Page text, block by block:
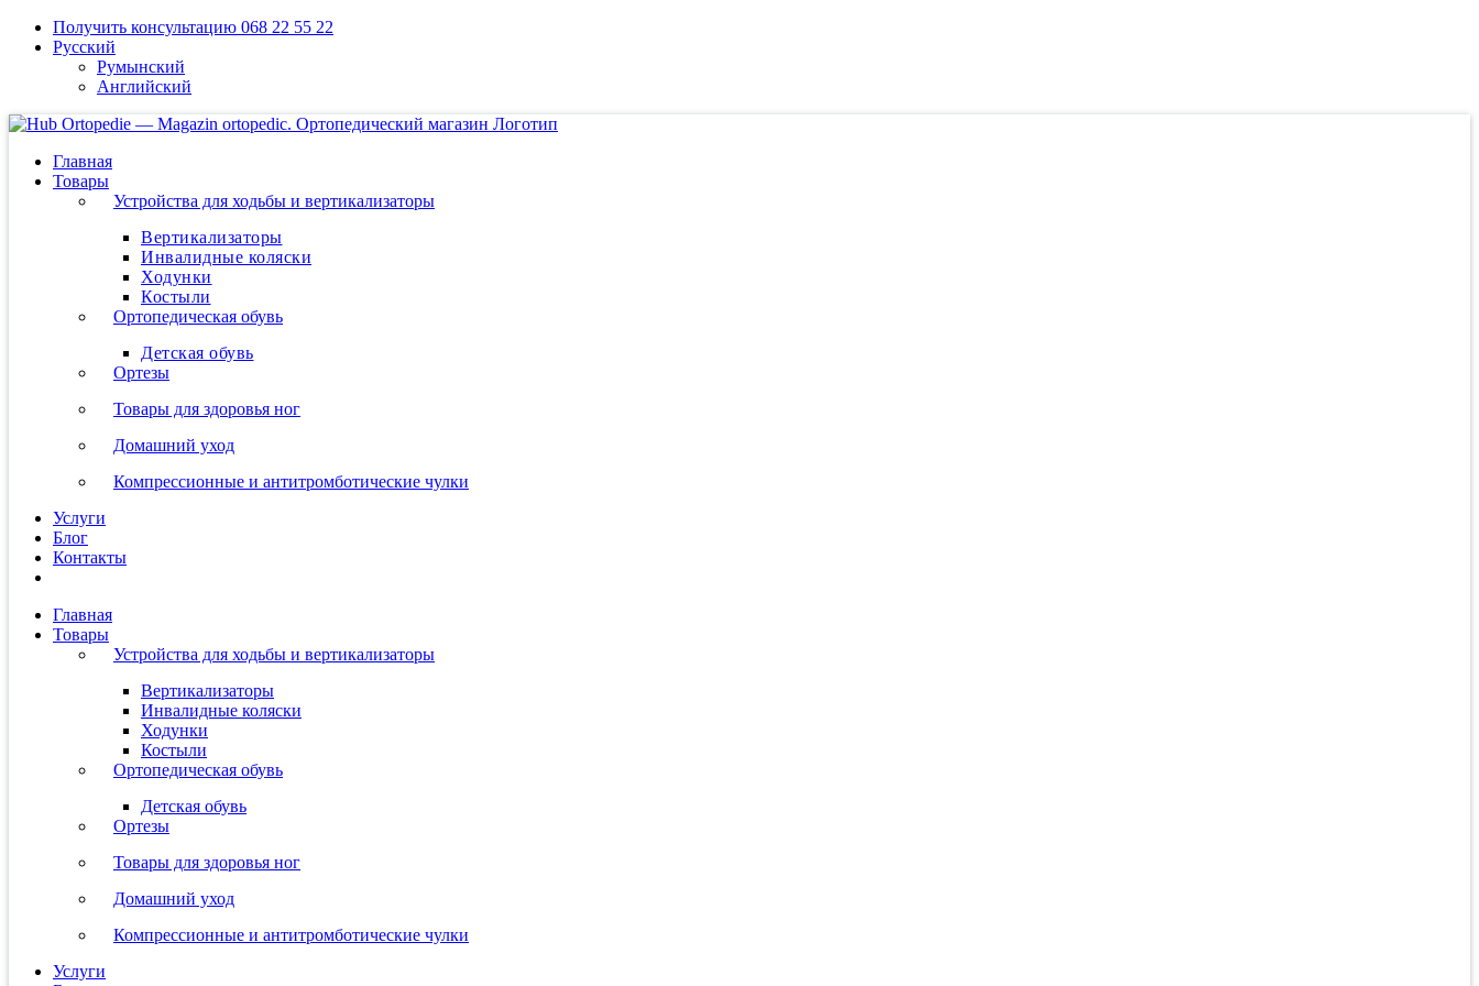
Skip
Получить консультацию 068 22 55 22
Русский
Румынский
Английский
Главная
Товары
Устройства для ходьбы и вертикализаторы
Вертикализаторы
Инвалидные коляски
Ходунки
Костыли
Ортопедическая обувь
Детская обувь
Ортезы
Товары для здоровья ног
Домашний уход
Компрессионные и антитромботические чулки
Услуги
Блог
Контакты
Главная
Товары
Устройства для ходьбы и вертикализаторы
Вертикализаторы
Инвалидные коляски
Ходунки
Костыли
Ортопедическая обувь
Детская обувь
Ортезы
Товары для здоровья ног
Домашний уход
Компрессионные и антитромботические чулки
Услуги